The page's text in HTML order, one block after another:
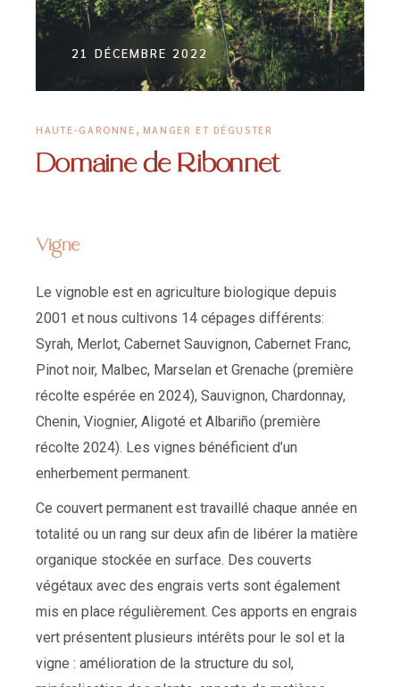
21 DÉCEMBRE 2022
HAUTE-GARONNE , MANGER ET DÉGUSTER
Domaine de Ribonnet
Vigne
Le vignoble est en agriculture biologique depuis
2001 et nous cultivons 14 cépages différents:
Syrah, Merlot, Cabernet Sauvignon, Cabernet Franc,
Pinot noir, Malbec, Marselan et Grenache (première
récolte espérée en 2024), Sauvignon, Chardonnay,
Chenin, Viognier, Aligoté et Albariño (première
récolte 2024). Les vignes bénéficient d’un
enherbement permanent.
Ce couvert permanent est travaillé chaque année en
totalité ou un rang sur deux afin de libérer la matière
organique stockée en surface. Des couverts
végétaux avec des engrais verts sont également
mis en place régulièrement. Ces apports en engrais
vert présentent plusieurs intérêts pour le sol et la
vigne : amélioration de la structure du sol,